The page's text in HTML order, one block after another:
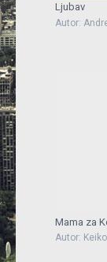
Ljubav
Autor:
Mama za
Autor: